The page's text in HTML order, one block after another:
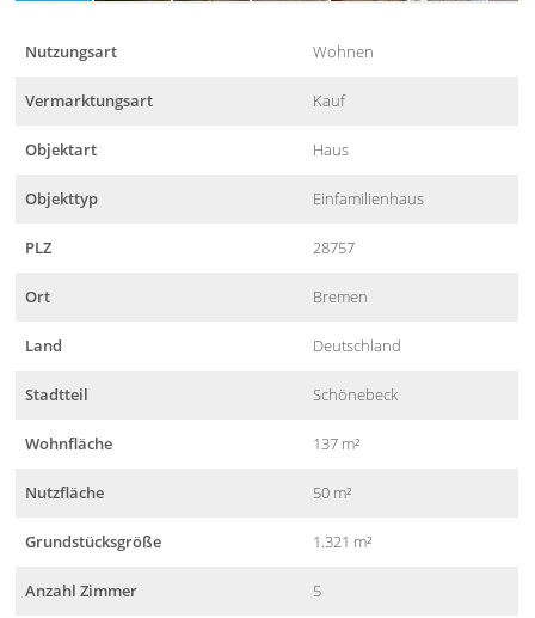
Nutzungsart Wohnen
Vermarktungsart Kauf
Objektart Haus
Objekttyp Einfamilienhaus
PLZ 28757
Ort Bremen
Land Deutschland
Stadtteil Schönebeck
Wohnfläche 137 m²
Nutzfläche 50 m²
Grundstücksgröße 1.321 m²
Anzahl Zimmer 5